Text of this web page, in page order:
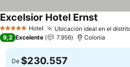
5 Estrellas Hotel Ubicación ideal en el
Excelsior Hotel Ernst
9,2 Excelente 7.956 Colonia
De $230.557